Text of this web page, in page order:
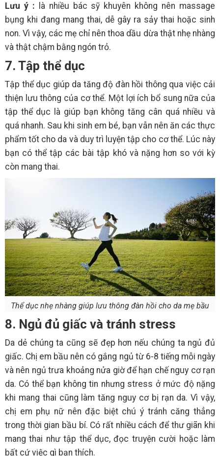
Lưu ý : là nhiều bác sỹ khuyên không nên massage
bụng khi đang mang thai, dễ gây ra sảy thai hoặc sinh
non. Vì vậy, các mẹ chỉ nên thoa dầu dừa thật nhẹ nhàng
và thật chậm bằng ngón trỏ.
7. Tập thể dục
Tập thể dục giúp da tăng độ đàn hồi thông qua việc cải
thiện lưu thông của cơ thể. Một lợi ích bổ sung nữa của
tập thể dục là giúp bạn không tăng cân quá nhiều và
quá nhanh. Sau khi sinh em bé, bạn vẫn nên ăn các thực
phẩm tốt cho da và duy trì luyện tập cho cơ thể. Lúc này
bạn có thể tập các bài tập khó và nặng hơn so với kỳ
còn mang thai.
Thể dục nhẹ nhàng giúp lưu thông đàn hồi cho da mẹ bầu
8. Ngủ đủ giấc và tránh stress
Da dẻ chúng ta cũng sẽ đẹp hơn nếu chúng ta ngủ đủ
giấc. Chị em bầu nên có gắng ngủ từ 6-8 tiếng mỗi ngày
và nên ngủ trưa khoảng nửa giờ để hạn chế nguy cơ rạn
da. Có thể bạn không tin nhưng stress ở mức độ nặng
khi mang thai cũng làm tăng nguy cơ bị rạn da. Vì vậy,
chị em phụ nữ nên đặc biệt chú ý tránh căng thẳng
trong thời gian bầu bí. Có rất nhiều cách để thư giãn khi
mang thai như tập thể dục, đọc truyện cười hoặc làm
bất cứ việc gì bạn thích.